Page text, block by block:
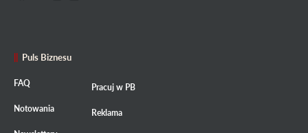
Puls Biznesu
FAQ
Notowania
Pracuj w PB
Reklama